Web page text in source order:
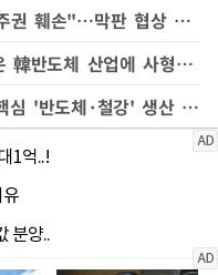
삼성전자 주주단체들 "파업은 주주권 훼손"…막판 협상 앞두고 잇단 호소
[현장] 삼성전자 주주들 "총파업은 韓반도체 산업에 사형선고" 집회
대기업 파업 리스크 확대…국가 핵심 '반도체·철강' 생산 차질 우려